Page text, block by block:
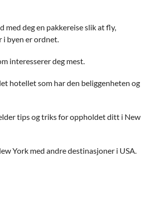
med deg en pakkereise slik at fly,
byen er ordnet.
interesserer deg mest.
hotellet som har den beliggenheten og
tips og triks for oppholdet ditt i New
York med andre destinasjoner i USA.